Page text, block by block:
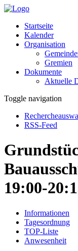
Startseite
Kalender
Organisation
Gremien
Dokumente
Aktuelle
Toggle navigation
RSS-Feed
19:00-
Informationen
Tagesordnung
TOP-Liste
Anwesenheit